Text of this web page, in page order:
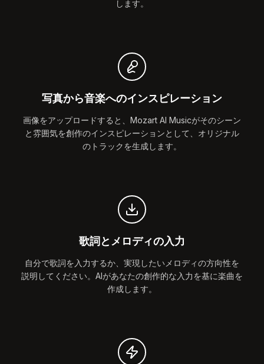
します。
写真から音楽へのインスピレーション
画像をアップロードすると、Mozart AI Musicがそのシーン
と雰囲気を創作のインスピレーションとして、オリジナル
のトラックを生成します。
歌詞とメロディの入力
自分で歌詞を入力するか、実現したいメロディの方向性を
説明してください。AIがあなたの創作的な入力を基に楽曲を
作成します。